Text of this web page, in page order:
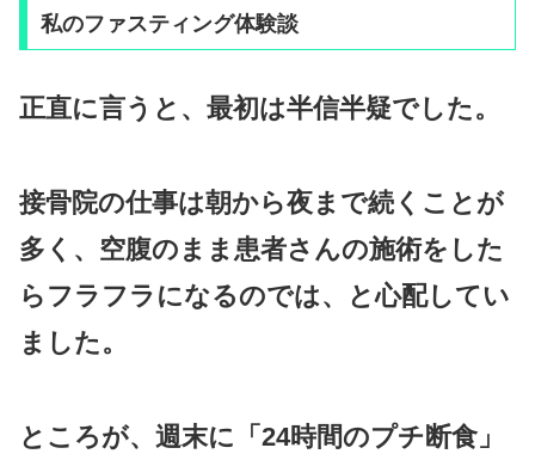
私のファスティング体験談
正直に言うと、最初は半信半疑でした。
接骨院の仕事は朝から夜まで続くことが
多く、空腹のまま患者さんの施術をした
らフラフラになるのでは、と心配してい
ました。
ところが、週末に「24時間のプチ断食」